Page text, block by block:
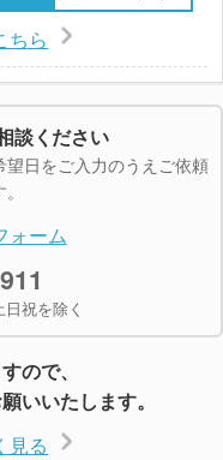
ちら
談ください
日をご入力のうえご依頼
ォーム
祝を除く
ので、
いいたします。
見る